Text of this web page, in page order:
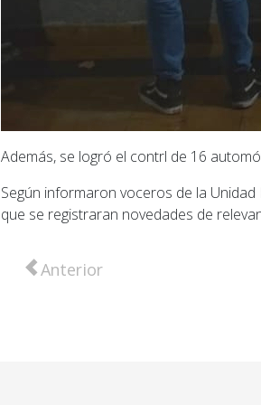
Además, se logró el contrl de 16
Según informaron voceros de la
que se registraran novedades de
Artículo anterior: El Cordón
Anterior